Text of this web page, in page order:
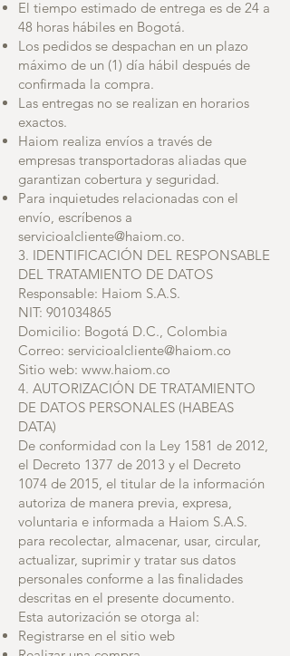
El tiempo estimado de entrega es de 24 a
48 horas hábiles en Bogotá.
Los pedidos se despachan en un plazo
máximo de un (1) día hábil después de
confirmada la compra.
Las entregas no se realizan en horarios
exactos.
Haiom realiza envíos a través de
empresas transportadoras aliadas que
garantizan cobertura y seguridad.
Para inquietudes relacionadas con el
envío, escríbenos a
servicioalcliente@haiom.co.
3. IDENTIFICACIÓN DEL RESPONSABLE
DEL TRATAMIENTO DE DATOS
Responsable: Haiom S.A.S.
NIT: 901034865
Domicilio: Bogotá D.C., Colombia
Correo: servicioalcliente@haiom.co
Sitio web: www.haiom.co
4. AUTORIZACIÓN DE TRATAMIENTO
DE DATOS PERSONALES (HABEAS
DATA)
De conformidad con la Ley 1581 de 2012,
el Decreto 1377 de 2013 y el Decreto
1074 de 2015, el titular de la información
autoriza de manera previa, expresa,
voluntaria e informada a Haiom S.A.S.
para recolectar, almacenar, usar, circular,
actualizar, suprimir y tratar sus datos
personales conforme a las finalidades
descritas en el presente documento.
Esta autorización se otorga al:
Registrarse en el sitio web